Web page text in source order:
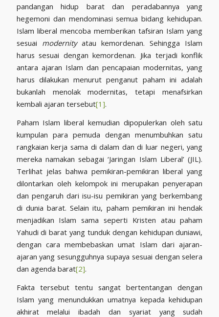
pandangan hidup barat dan peradabannya yang
hegemoni dan mendominasi semua bidang kehidupan.
Islam liberal mencoba memberikan tafsiran Islam yang
sesuai modernity atau kemordenan. Sehingga Islam
harus sesuai dengan kemordenan. Jika terjadi konflik
antara ajaran Islam dan pencapaian modernitas, yang
harus dilakukan menurut penganut paham ini adalah
bukanlah menolak modernitas, tetapi menafsirkan
kembali ajaran tersebut[1].
Paham Islam liberal kemudian dipopulerkan oleh satu
kumpulan para pemuda dengan menumbuhkan satu
rangkaian kerja sama di dalam dan di luar negeri, yang
mereka namakan sebagai ‘Jaringan Islam Liberal’ (JIL).
Terlihat jelas bahwa pemikiran-pemikiran liberal yang
dilontarkan oleh kelompok ini merupakan penyerapan
dan pengaruh dari isu-isu pemikiran yang berkembang
di dunia barat. Selain itu, paham pemikiran ini hendak
menjadikan Islam sama seperti Kristen atau paham
Yahudi di barat yang tunduk dengan kehidupan duniawi,
dengan cara membebaskan umat Islam dari ajaran-
ajaran yang sesungguhnya supaya sesuai dengan selera
dan agenda barat[2].
Fakta tersebut tentu sangat bertentangan dengan
Islam yang menundukkan umatnya kepada kehidupan
akhirat melalui ibadah dan syariat yang sudah